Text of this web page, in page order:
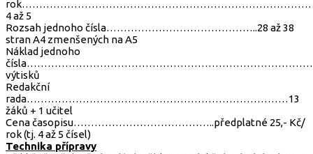
4 až 5
Rozsah jednoho čísla……………………………………..28 až 38
stran A4 zmenšených na A5
Náklad jednoho
výtisků
Redakční
rada…………………………………………………………………13
žáků + 1 učitel
Cena časopisu…………………………………..předplatné 25,- Kč/
rok (tj. 4 až 5 čísel)
Technika přípravy